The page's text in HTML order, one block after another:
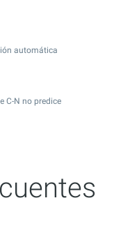
automática
C-N no predice